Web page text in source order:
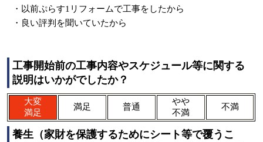
・以前ぷらす1リフォームで工事をしたから
・良い評判を聞いていたから
工事開始前の工事内容やスケジュール等に関する
説明はいかがでしたか？
大変
満足
満足 普通
やや
不満
不満
養生（家財を保護するためにシート等で覆うこ